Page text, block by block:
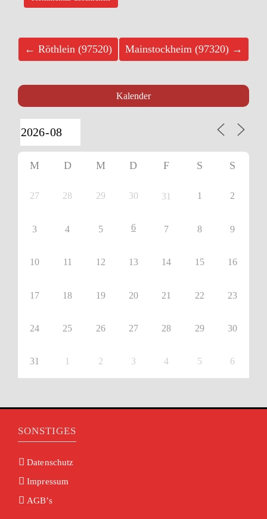
← Röthlein (97520) Mainstockheim (97320) →
Kalender
M D M D F S S
27 28 29 30 31 1 2
3 4 5 6 7 8 9
10 11 12 13 14 15 16
17 18 19 20 21 22 23
24 25 26 27 28 29 30
31 1 2 3 4 5 6
SONSTIGES
Datenschutz
Impressum
AGB’s